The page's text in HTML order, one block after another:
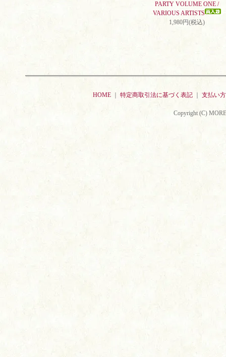
PARTY VOLUME ONE /
VARIOUS ARTISTS
1,980円(税込)
HOME 特定商取引法に基づく表記 支払い
Copyright (C)